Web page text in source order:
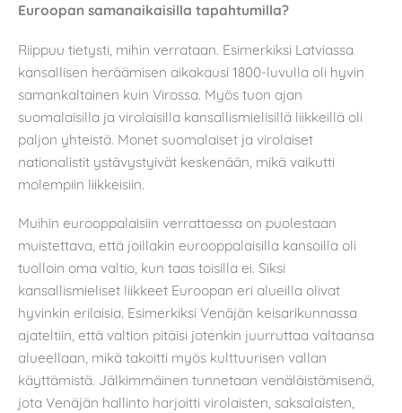
Euroopan samanaikaisilla tapahtumilla?
Riippuu tietysti, mihin verrataan. Esimerkiksi Latviassa
kansallisen heräämisen aikakausi 1800-luvulla oli hyvin
samankaltainen kuin Virossa. Myös tuon ajan
suomalaisilla ja virolaisilla kansallismielisillä liikkeillä oli
paljon yhteistä. Monet suomalaiset ja virolaiset
nationalistit ystävystyivät keskenään, mikä vaikutti
molempiin liikkeisiin.
Muihin eurooppalaisiin verrattaessa on puolestaan
muistettava, että joillakin eurooppalaisilla kansoilla oli
tuolloin oma valtio, kun taas toisilla ei. Siksi
kansallismieliset liikkeet Euroopan eri alueilla olivat
hyvinkin erilaisia. Esimerkiksi Venäjän keisarikunnassa
ajateltiin, että valtion pitäisi jotenkin juurruttaa valtaansa
alueellaan, mikä takoitti myös kulttuurisen vallan
käyttämistä. Jälkimmäinen tunnetaan venäläistämisenä,
jota Venäjän hallinto harjoitti virolaisten, saksalaisten,